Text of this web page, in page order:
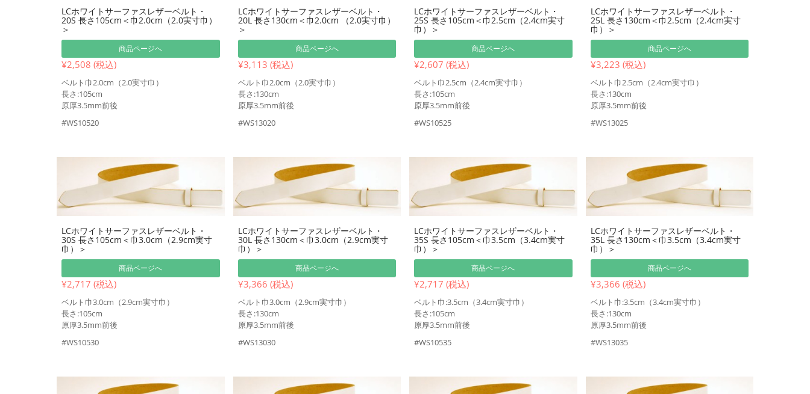
LCホワイトサーファスレザーベルト・
20S 長さ105cm＜巾2.0cm（2.0実寸巾）
＞
商品ページへ
¥2,508 (税込)
ベルト巾2.0cm（2.0実寸巾）
長さ:105cm
原厚3.5mm前後
#WS10520
LCホワイトサーファスレザーベルト・
20L 長さ130cm＜巾2.0cm （2.0実寸巾）
＞
商品ページへ
¥3,113 (税込)
ベルト巾2.0cm（2.0実寸巾）
長さ:130cm
原厚3.5mm前後
#WS13020
LCホワイトサーファスレザーベルト・
25S 長さ105cm＜巾2.5cm（2.4cm実寸
巾）＞
商品ページへ
¥2,607 (税込)
ベルト巾2.5cm（2.4cm実寸巾）
長さ:105cm
原厚3.5mm前後
#WS10525
LCホワイトサーファスレザーベルト・
25L 長さ130cm＜巾2.5cm（2.4cm実寸
巾）＞
商品ページへ
¥3,223 (税込)
ベルト巾2.5cm（2.4cm実寸巾）
長さ:130cm
原厚3.5mm前後
#WS13025
LCホワイトサーファスレザーベルト・
30S 長さ105cm＜巾3.0cm（2.9cm実寸
巾）＞
商品ページへ
¥2,717 (税込)
ベルト巾3.0cm（2.9cm実寸巾）
長さ:105cm
原厚3.5mm前後
#WS10530
LCホワイトサーファスレザーベルト・
30L 長さ130cm＜巾3.0cm（2.9cm実寸
巾）＞
商品ページへ
¥3,366 (税込)
ベルト巾3.0cm（2.9cm実寸巾）
長さ:130cm
原厚3.5mm前後
#WS13030
LCホワイトサーファスレザーベルト・
35S 長さ105cm＜巾3.5cm（3.4cm実寸
巾）＞
商品ページへ
¥2,717 (税込)
ベルト巾:3.5cm（3.4cm実寸巾）
長さ:105cm
原厚3.5mm前後
#WS10535
LCホワイトサーファスレザーベルト・
35L 長さ130cm＜巾3.5cm（3.4cm実寸
巾）＞
商品ページへ
¥3,366 (税込)
ベルト巾:3.5cm（3.4cm実寸巾）
長さ:130cm
原厚3.5mm前後
#WS13035